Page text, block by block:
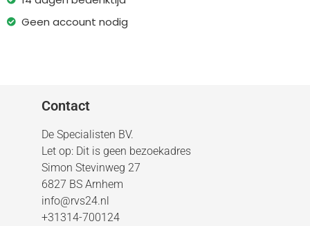
Geen account nodig
Contact
De Specialisten BV.
Let op: Dit is geen bezoekadres
Simon Stevinweg 27
6827 BS Arnhem
info@rvs24.nl
+31314-700124